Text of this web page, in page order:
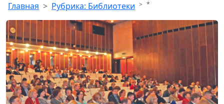
Главная Рубрика: Библиотеки *